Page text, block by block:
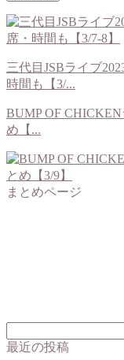
三代目JSBライブ
時間も【3/...
BUMP OF
め【...
まとめページ
最近の投稿